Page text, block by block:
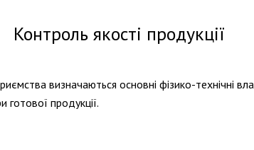
Контроль якості продукції
визначаються основні фізико-технічні
готової продукції.